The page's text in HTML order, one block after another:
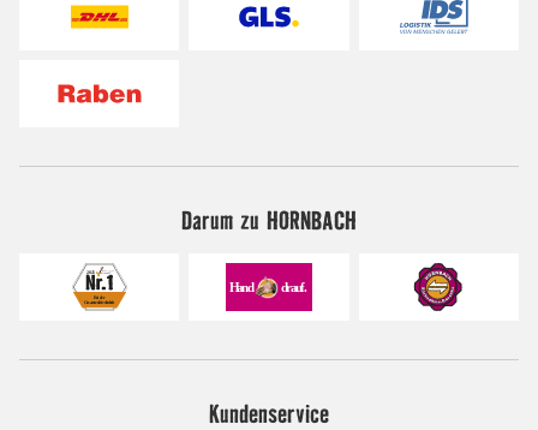
Darum zu HORNBACH
Kundenservice